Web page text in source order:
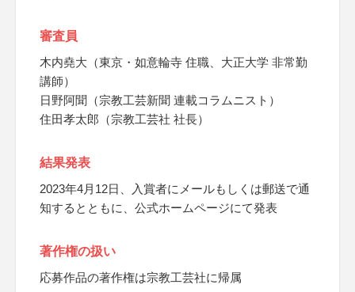
審査員
木内堯大（東京・如意輪寺 住職、大正大学 非常勤
講師）
日野阿聞（宗教工芸新聞 連載コラムニスト）
住田孝太郎（宗教工芸社 社長）
結果発表
2023年4月12日、入賞者にメールもしくは郵送で通
知するとともに、公式ホームページにて発表
著作権の扱い
応募作品の著作権は宗教工芸社に帰属